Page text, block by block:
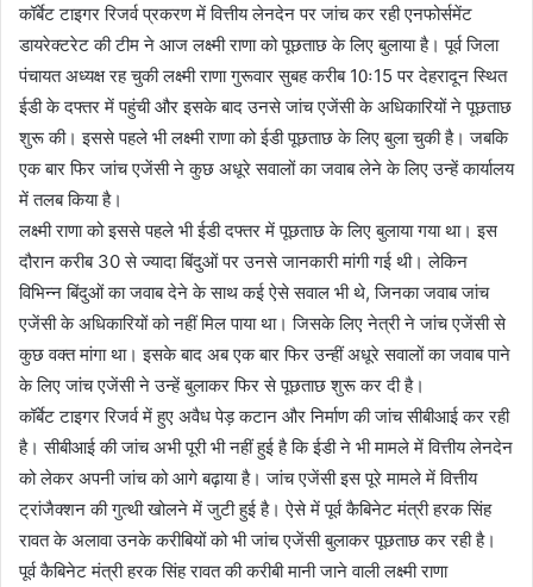
कॉर्बेट टाइगर रिजर्व प्रकरण में वित्तीय लेनदेन पर जांच कर रही एनफोर्समेंट
डायरेक्टरेट की टीम ने आज लक्ष्मी राणा को पूछताछ के लिए बुलाया है। पूर्व जिला
पंचायत अध्यक्ष रह चुकी लक्ष्मी राणा गुरूवार सुबह करीब 10ः15 पर देहरादून स्थित
ईडी के दफ्तर में पहुंची और इसके बाद उनसे जांच एजेंसी के अधिकारियों ने पूछताछ
शुरू की। इससे पहले भी लक्ष्मी राणा को ईडी पूछताछ के लिए बुला चुकी है। जबकि
एक बार फिर जांच एजेंसी ने कुछ अधूरे सवालों का जवाब लेने के लिए उन्हें कार्यालय
में तलब किया है।
लक्ष्मी राणा को इससे पहले भी ईडी दफ्तर में पूछताछ के लिए बुलाया गया था। इस
दौरान करीब 30 से ज्यादा बिंदुओं पर उनसे जानकारी मांगी गई थी। लेकिन
विभिन्न बिंदुओं का जवाब देने के साथ कई ऐसे सवाल भी थे, जिनका जवाब जांच
एजेंसी के अधिकारियों को नहीं मिल पाया था। जिसके लिए नेत्री ने जांच एजेंसी से
कुछ वक्त मांगा था। इसके बाद अब एक बार फिर उन्हीं अधूरे सवालों का जवाब पाने
के लिए जांच एजेंसी ने उन्हें बुलाकर फिर से पूछताछ शुरू कर दी है।
कॉर्बेट टाइगर रिजर्व में हुए अवैध पेड़ कटान और निर्माण की जांच सीबीआई कर रही
है। सीबीआई की जांच अभी पूरी भी नहीं हुई है कि ईडी ने भी मामले में वित्तीय लेनदेन
को लेकर अपनी जांच को आगे बढ़ाया है। जांच एजेंसी इस पूरे मामले में वित्तीय
ट्रांजैक्शन की गुत्थी खोलने में जुटी हुई है। ऐसे में पूर्व कैबिनेट मंत्री हरक सिंह
रावत के अलावा उनके करीबियों को भी जांच एजेंसी बुलाकर पूछताछ कर रही है।
पूर्व कैबिनेट मंत्री हरक सिंह रावत की करीबी मानी जाने वाली लक्ष्मी राणा